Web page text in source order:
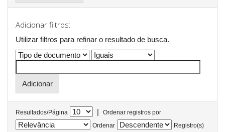
Adicionar filtros:
Utilizar filtros para refinar o resultado de busca.
Resultados/Página |
Ordenar registros por
Ordenar
Registro(s)